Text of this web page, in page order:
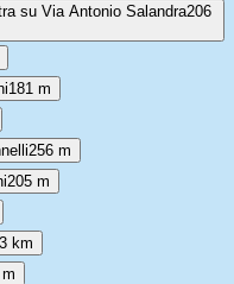
su Via Antonio Salandra206
181 m
256 m
205 m
km